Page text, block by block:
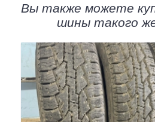
Вы также можете
шины такого